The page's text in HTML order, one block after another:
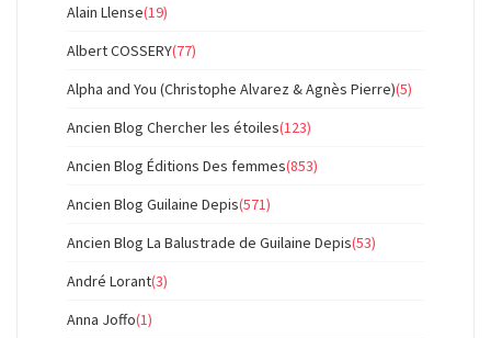
Alain Llense(19)
Albert COSSERY(77)
Alpha and You (Christophe Alvarez & Agnès Pierre)(5)
Ancien Blog Chercher les étoiles(123)
Ancien Blog Éditions Des femmes(853)
Ancien Blog Guilaine Depis(571)
Ancien Blog La Balustrade de Guilaine Depis(53)
André Lorant(3)
Anna Joffo(1)